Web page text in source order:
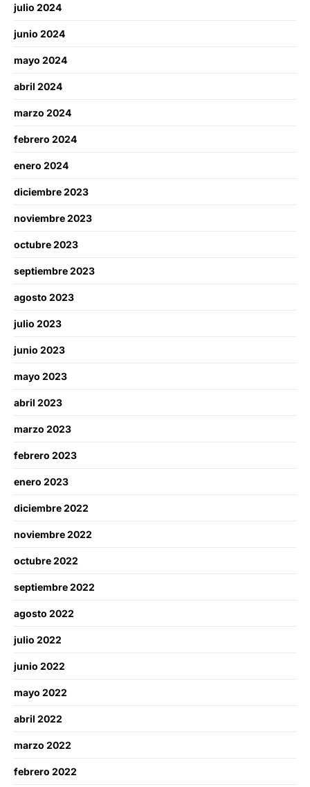
julio 2024
junio 2024
mayo 2024
abril 2024
marzo 2024
febrero 2024
enero 2024
diciembre 2023
noviembre 2023
octubre 2023
septiembre 2023
agosto 2023
julio 2023
junio 2023
mayo 2023
abril 2023
marzo 2023
febrero 2023
enero 2023
diciembre 2022
noviembre 2022
octubre 2022
septiembre 2022
agosto 2022
julio 2022
junio 2022
mayo 2022
abril 2022
marzo 2022
febrero 2022